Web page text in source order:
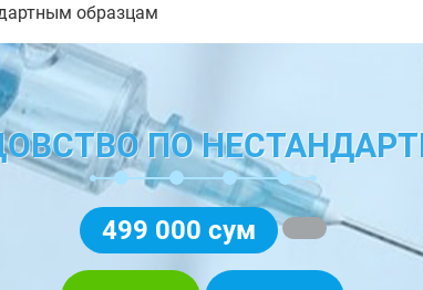
образцам
ПО
499 000 сум